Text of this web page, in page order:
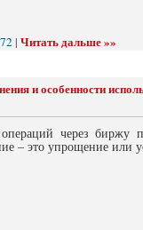
| Читать дальше »»
и особенности
через биржу
– это упрощение или